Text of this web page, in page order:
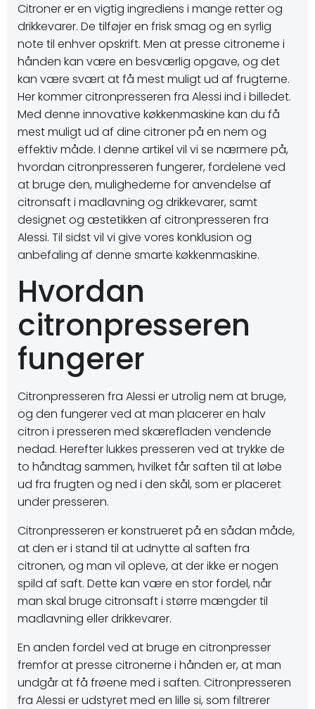
Citroner er en vigtig ingrediens i mange retter og
drikkevarer. De tilføjer en frisk smag og en syrlig
note til enhver opskrift. Men at presse citronerne i
hånden kan være en besværlig opgave, og det
kan være svært at få mest muligt ud af frugterne.
Her kommer citronpresseren fra Alessi ind i billedet.
Med denne innovative køkkenmaskine kan du få
mest muligt ud af dine citroner på en nem og
effektiv måde. I denne artikel vil vi se nærmere på,
hvordan citronpresseren fungerer, fordelene ved
at bruge den, mulighederne for anvendelse af
citronsaft i madlavning og drikkevarer, samt
designet og æstetikken af citronpresseren fra
Alessi. Til sidst vil vi give vores konklusion og
anbefaling af denne smarte køkkenmaskine.
Hvordan
citronpresseren
fungerer
Citronpresseren fra Alessi er utrolig nem at bruge,
og den fungerer ved at man placerer en halv
citron i presseren med skærefladen vendende
nedad. Herefter lukkes presseren ved at trykke de
to håndtag sammen, hvilket får saften til at løbe
ud fra frugten og ned i den skål, som er placeret
under presseren.
Citronpresseren er konstrueret på en sådan måde,
at den er i stand til at udnytte al saften fra
citronen, og man vil opleve, at der ikke er nogen
spild af saft. Dette kan være en stor fordel, når
man skal bruge citronsaft i større mængder til
madlavning eller drikkevarer.
En anden fordel ved at bruge en citronpresser
fremfor at presse citronerne i hånden er, at man
undgår at få frøene med i saften. Citronpresseren
fra Alessi er udstyret med en lille si, som filtrerer